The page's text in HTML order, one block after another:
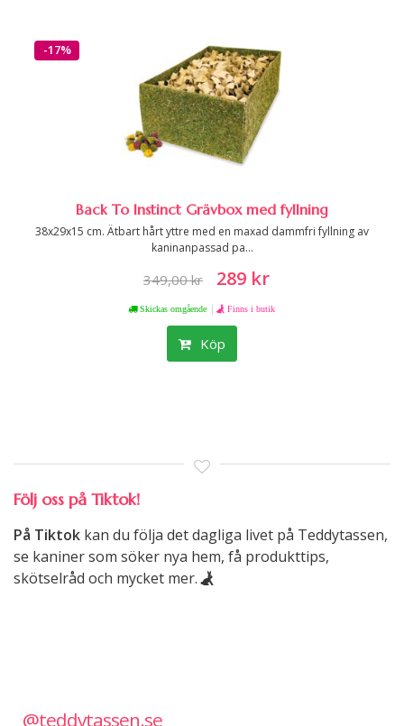
-17%
Back To Instinct Grävbox med fyllning
38x29x15 cm. Ätbart hårt yttre med en maxad dammfri fyllning av
kaninanpassad pa...
349,00 kr 289 kr
Skickas omgående | Finns i butik
Köp
Följ oss på Tiktok!
På Tiktok kan du följa det dagliga livet på Teddytassen,
se kaniner som söker nya hem, få produkttips,
skötselråd och mycket mer.
@teddytassen.se